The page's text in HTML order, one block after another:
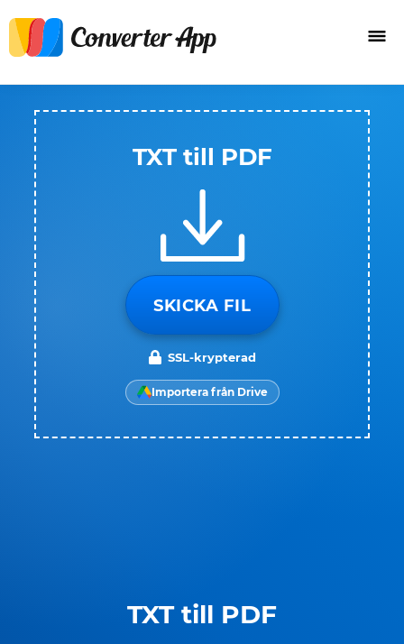
TXT till PDF
TXT till PDF
SKICKA FIL
SSL-krypterad
Importera från Drive